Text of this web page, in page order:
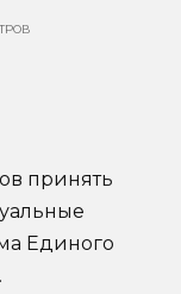
принять
Единого